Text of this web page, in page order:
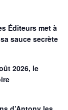
Éditeurs met à
sauce secrète
2026, le